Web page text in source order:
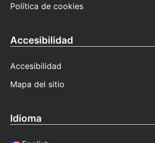
Política de cookies
Accesibilidad
Accesibilidad
Mapa del sitio
Idioma